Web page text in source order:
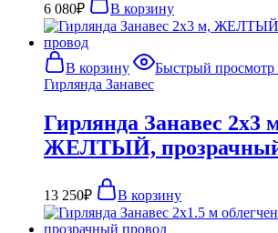
6 080₽ В корзину
В корзину Быстрый просмотр
Гирлянда Занавес
Гирлянда Занавес 2х3
ЖЕЛТЫЙ, прозрачный
13 250₽ В корзину